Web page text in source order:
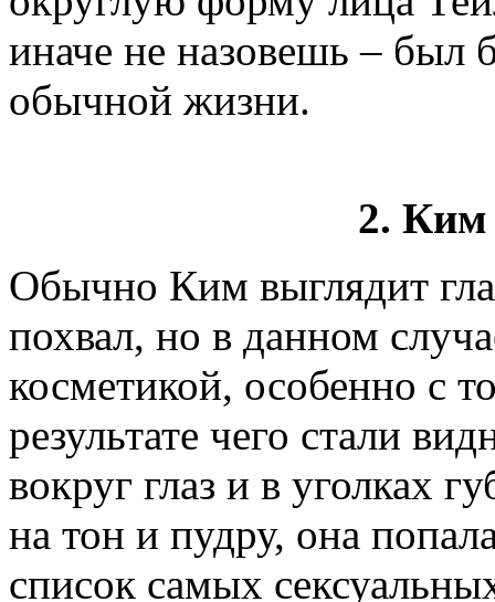
иначе не назовешь –
обычной жизни.
2.
Обычно Ким выглядит
похвал, но в данном
косметикой, особенно с
результате чего стали
вокруг глаз и в уголках
на тон и пудру, она
список самых